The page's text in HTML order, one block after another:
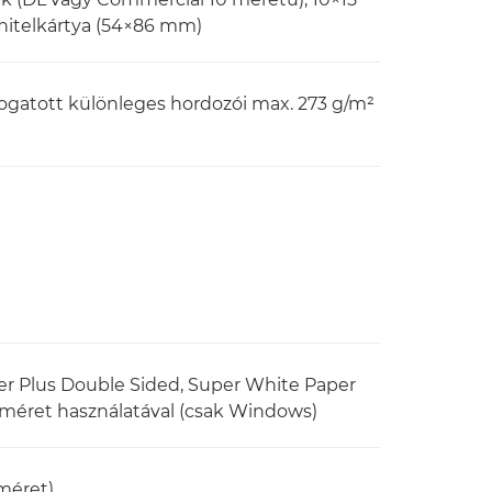
hitelkártya (54×86 mm)
különleges hordozói max. 273 g/m²
Plus Double Sided, Super White Paper
használatával (csak Windows)